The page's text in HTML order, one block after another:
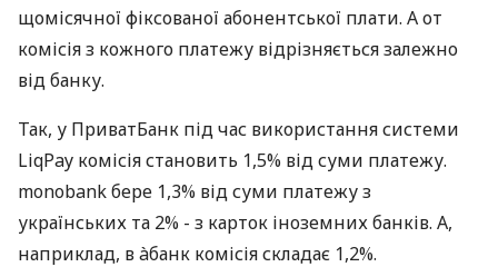
щомісячної фіксованої абонентської плати. А от
комісія з кожного платежу відрізняється залежно
від банку.
Так, у ПриватБанк під час використання системи
LiqPay комісія становить 1,5% від суми платежу.
monobank бере 1,3% від суми платежу з
українських та 2% - з карток іноземних банків. А,
наприклад, в àбанк комісія складає 1,2%.